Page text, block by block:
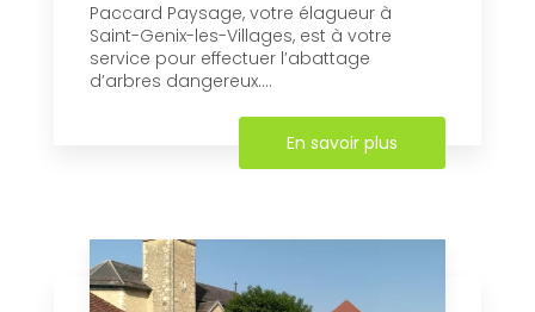
Paccard Paysage, votre élagueur à
Saint-Genix-les-Villages, est à votre
service pour effectuer l’abattage
d’arbres dangereux....
En savoir plus